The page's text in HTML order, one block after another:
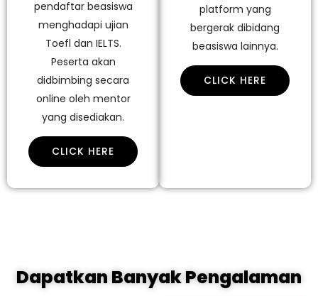
pendaftar beasiswa
menghadapi ujian
Toefl dan IELTS.
Peserta akan
didbimbing secara
online oleh mentor
yang disediakan.
CLICK HERE
platform yang
bergerak dibidang
beasiswa lainnya.
CLICK HERE
Dapatkan Banyak Pengalaman